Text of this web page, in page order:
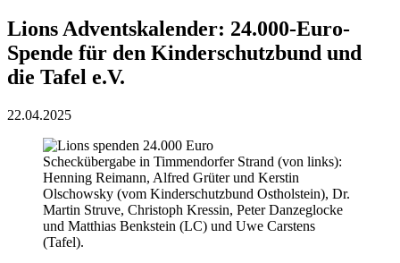
Lions Adventskalender: 24.000-Euro-
Spende für den Kinderschutzbund und
die Tafel e.V.
22.04.2025
Scheckübergabe in Timmendorfer Strand (von links):
Henning Reimann, Alfred Grüter und Kerstin
Olschowsky (vom Kinderschutzbund Ostholstein), Dr.
Martin Struve, Christoph Kressin, Peter Danzeglocke
und Matthias Benkstein (LC) und Uwe Carstens
(Tafel).